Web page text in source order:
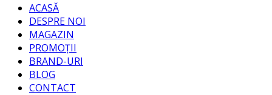
ACASĂ
DESPRE NOI
MAGAZIN
PROMOȚII
BRAND-URI
BLOG
CONTACT